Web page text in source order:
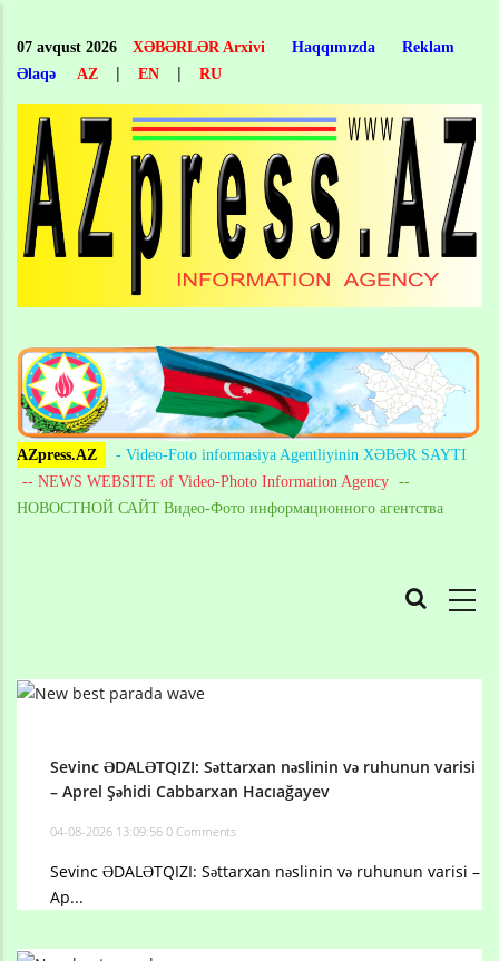
main
content
07 avqust 2026 XƏBƏRLƏR Arxivi Haqqımızda
Reklam
Əlaqə
AZ | EN | RU
AZpress.AZ
- Video-Foto informasiya Agentliyinin XƏBƏR SAYTI
-- NEWS WEBSITE of Video-Photo Information Agency --
НОВОСТНОЙ САЙТ Видео-Фото информационного агентства
Breadcrumb
Sevinc ƏDALƏTQIZI: Səttarxan nəslinin və ruhunun varisi
– Aprel Şəhidi Cabbarxan Hacıağayev
04-08-2026 13:09:56 0 Comments
Sevinc ƏDALƏTQIZI: Səttarxan nəslinin və ruhunun varisi –
Ap...